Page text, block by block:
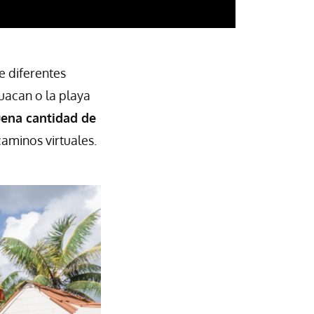
diferentes
o la playa
cantidad de
virtuales.